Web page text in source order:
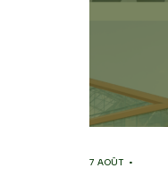
7 AOÛT •